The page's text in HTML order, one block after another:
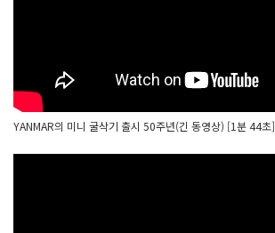
YANMAR의 미니 굴삭기 출시 50주년(긴 동영상) [1분 44초]